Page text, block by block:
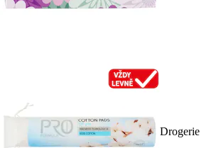
Drogerie